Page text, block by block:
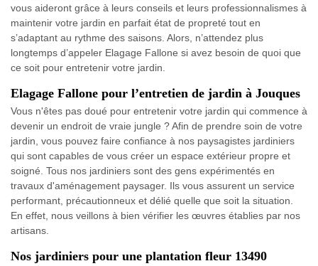
vous aideront grâce à leurs conseils et leurs professionnalismes à
maintenir votre jardin en parfait état de propreté tout en
s’adaptant au rythme des saisons. Alors, n’attendez plus
longtemps d’appeler Elagage Fallone si avez besoin de quoi que
ce soit pour entretenir votre jardin.
Elagage Fallone pour l’entretien de jardin à Jouques
Vous n'êtes pas doué pour entretenir votre jardin qui commence à
devenir un endroit de vraie jungle ? Afin de prendre soin de votre
jardin, vous pouvez faire confiance à nos paysagistes jardiniers
qui sont capables de vous créer un espace extérieur propre et
soigné. Tous nos jardiniers sont des gens expérimentés en
travaux d'aménagement paysager. Ils vous assurent un service
performant, précautionneux et délié quelle que soit la situation.
En effet, nous veillons à bien vérifier les œuvres établies par nos
artisans.
Nos jardiniers pour une plantation fleur 13490